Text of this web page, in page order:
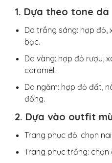
1. Dựa theo tone da
Da trắng sáng: hợp đỏ,
bạc.
Da vàng: hợp đỏ rượu,
caramel.
Da ngăm: hợp đỏ đất,
đồng.
2. Dựa vào outfit
Trang phục đỏ: chọn
Trang phục trắng: chọn